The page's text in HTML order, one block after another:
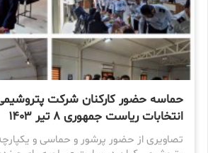
حماسه حضور کارکنان شرکت
انتخابات ریاست جمهوری ۸ تیر ۱۴۰۳
تصاویری از حضور پرشور و حماسی و